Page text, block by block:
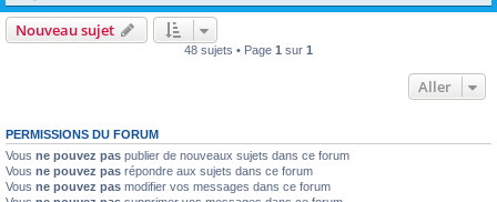
Nouveau sujet
48 sujets • Page 1 sur 1
Aller
PERMISSIONS DU FORUM
Vous ne pouvez pas publier de nouveaux sujets dans ce forum
Vous ne pouvez pas répondre aux sujets dans ce forum
Vous ne pouvez pas modifier vos messages dans ce forum